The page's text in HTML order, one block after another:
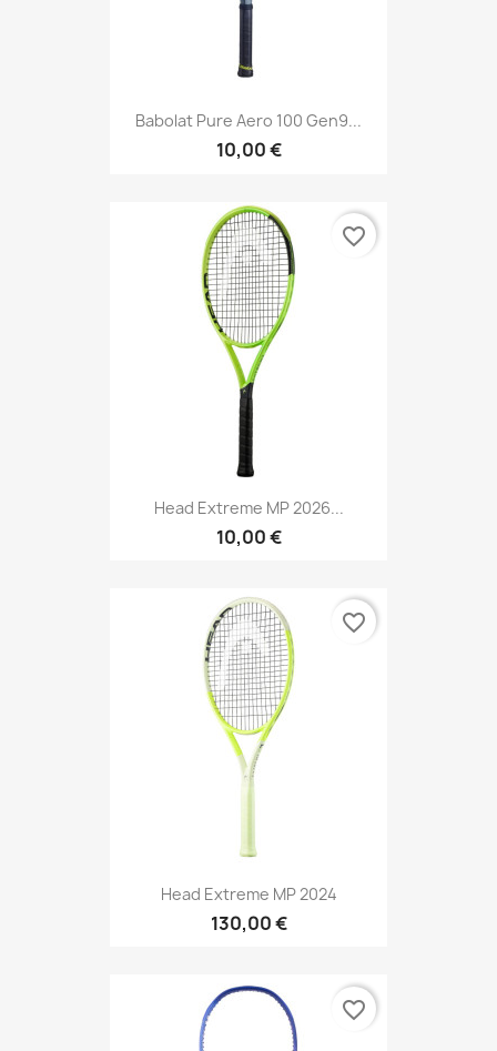
Babolat Pure Aero 100 Gen9...
10,00 €
Head Extreme MP 2026...
10,00 €
favorite_border
Head Extreme MP 2024
130,00 €
favorite_border
favorite_border